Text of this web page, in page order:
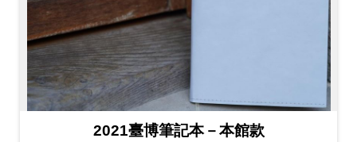
2021臺博筆記本－本館款